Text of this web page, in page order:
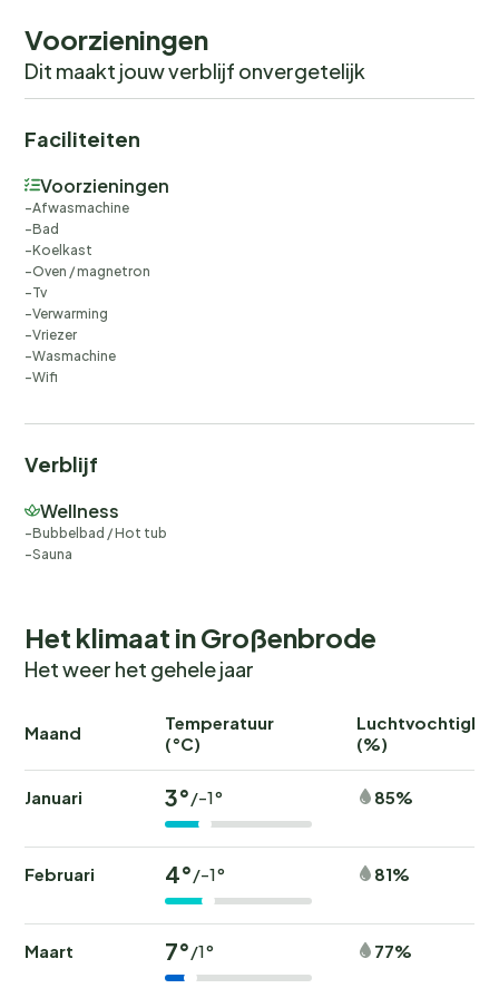
Voorzieningen
Dit maakt jouw verblijf onvergetelijk
Faciliteiten
Voorzieningen
Afwasmachine
Bad
Koelkast
Oven / magnetron
Tv
Verwarming
Vriezer
Wasmachine
Wifi
Verblijf
Wellness
Bubbelbad / Hot tub
Sauna
Het klimaat in Großenbrode
Het weer het gehele jaar
Maand
Temperatuur
(°C)
(%)
Januari 3°/-1° 85%
Februari 4°/-1° 81%
Maart 7°/1° 77%